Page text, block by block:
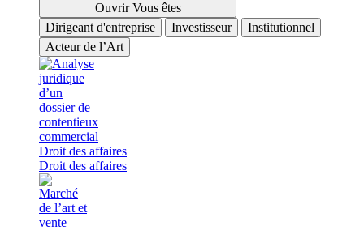
Ouvrir Vous êtes
Dirigeant d'entreprise
Investisseur
Institutionnel
Acteur de l’Art
Droit des affaires
Droit des affaires